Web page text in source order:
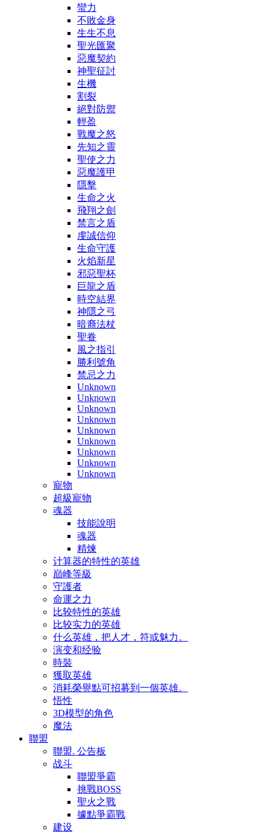
蠻力
不敗金身
生生不息
聖光匯聚
惡魔契約
神聖征討
生機
割裂
絕對防禦
輕盈
戰魔之怒
先知之靈
聖使之力
惡魔護甲
隱擊
生命之火
飛翔之劍
禁言之盾
虔誠信仰
生命守護
火焰新星
邪惡聖杯
巨龍之盾
時空結界
神隱之弓
暗裔法杖
聖眷
風之指引
勝利號角
禁忌之力
Unknown
Unknown
Unknown
Unknown
Unknown
Unknown
Unknown
Unknown
Unknown
寵物
超級寵物
魂器
技能說明
魂器
精煉
计算器的特性的英雄
巔峰等級
守護者
命運之力
比较特性的英雄
比较实力的英雄
什么英雄，把人才，符或魅力。
演变和经验
時裝
獲取英雄
消耗榮譽點可招募到一個英雄。
悟性
3D模型的角色
魔法
聯盟
聯盟. 公告板
战斗
聯盟爭霸
挑戰BOSS
聖火之戰
據點爭霸戰
建设